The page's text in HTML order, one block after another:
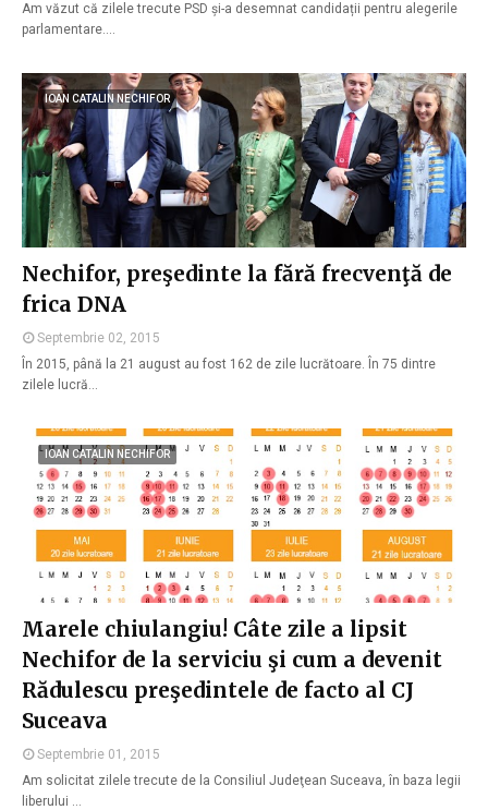
Am văzut că zilele trecute PSD și-a desemnat candidații pentru alegerile
parlamentare.…
IOAN CATALIN NECHIFOR
Nechifor, preşedinte la fără frecvenţă de
frica DNA
Septembrie 02, 2015
În 2015, până la 21 august au fost 162 de zile lucrătoare. În 75 dintre
zilele lucră…
IOAN CATALIN NECHIFOR
Marele chiulangiu! Câte zile a lipsit
Nechifor de la serviciu şi cum a devenit
Rădulescu preşedintele de facto al CJ
Suceava
Septembrie 01, 2015
Am solicitat zilele trecute de la Consiliul Judeţean Suceava, în baza legii
liberului …